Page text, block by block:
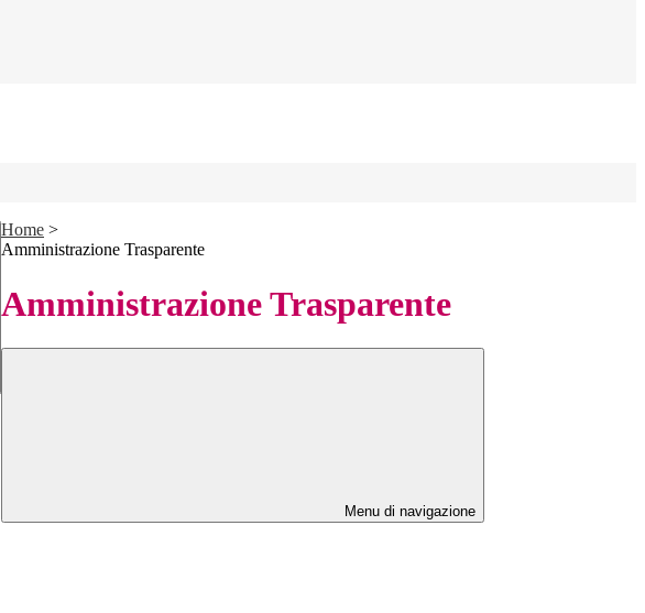
Home >
Amministrazione Trasparente
Amministrazione Trasparente
Menu di navigazione